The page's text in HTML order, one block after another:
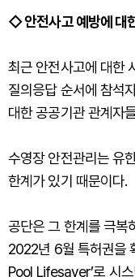
◇ 안전사고 예방에 대
최근 안전사고에 대한
질의응답 순서에 참석
대한 공공기관 관계자
수영장 안전관리는 유
한계가 있기 때문이다.
공단은 그 한계를 극복
2022년 6월 특허권을
Pool Lifesaver’로 시